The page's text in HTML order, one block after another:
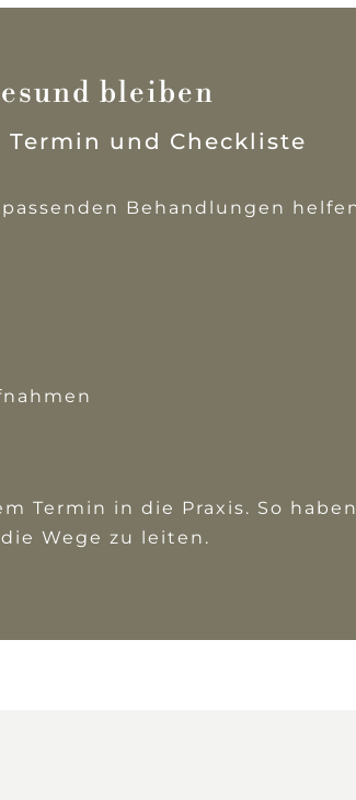
bleiben
und Checkliste
Behandlungen
Termin in die Praxis. So
Wege zu leiten.